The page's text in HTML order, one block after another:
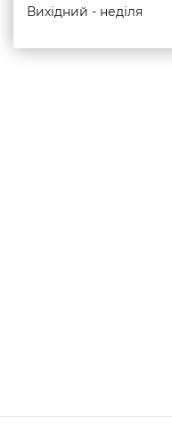
Вихідний - неділя